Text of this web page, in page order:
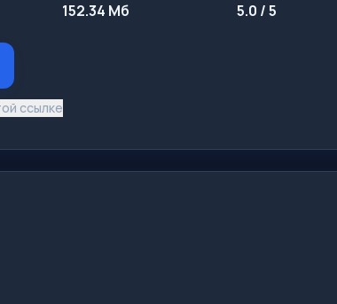
152.34 Мб 5.0 / 5
ссылке